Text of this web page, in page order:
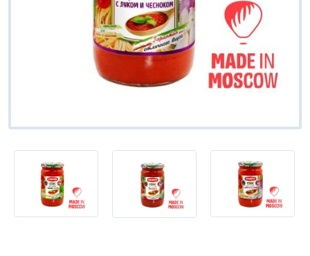
خدمات مهندسی، تحقیق و توسعه و خدمات فناوری محور
خدمات تحریریه، طراحی گرافیک و هنرهای زیبا
خدمات عمومی
خدمات مالی و بیمه
خدمات بهداشتی
خدمات تحصیلی و آموزشی
لوازم، تجهیزات و ابزارآلات ساختمانی
لوازم و قطعات ساخت و تولید
سیستمها ، قطعات و تجهیزات تهویه و توزیع
لوازم آزمایشگاهی، رصد، تست و اندازه گیری
لوازم و تجهیزات تصفیه آب و نظافت
ماشین آلات و تجهیزات ارائه خدمات